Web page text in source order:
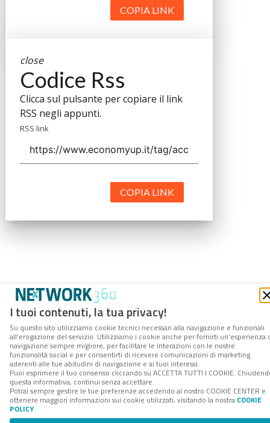
I tuoi contenuti, la tua privacy!
Su questo sito utilizziamo cookie tecnici necessari alla navigazione e funzionali
all’erogazione del servizio. Utilizziamo i cookie anche per fornirti un’esperienza
navigazione sempre migliore, per facilitare le interazioni con le nostre
funzionalità social e per consentirti di ricevere comunicazioni di marketing
aderenti alle tue abitudini di navigazione e ai tuoi interessi.
Puoi esprimere il tuo consenso cliccando su ACCETTA TUTTI I COOKIE.
questa informativa, continui senza accettare.
Potrai sempre gestire le tue preferenze accedendo al nostro COOKIE CENTER e
ottenere maggiori informazioni sui cookie utilizzati, visitando la nostra COOKIE
POLICY.
COPIA LINK
close
Codice Rss
Clicca sul pulsante per copiare il link
RSS negli appunti.
RSS link
COPIA LINK